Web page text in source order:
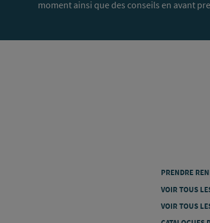
moment ainsi que des conseils en avant
PRENDRE
VOIR TOUS
VOIR TOUS